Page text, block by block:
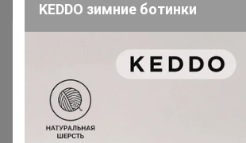
KEDDO зимние ботинки